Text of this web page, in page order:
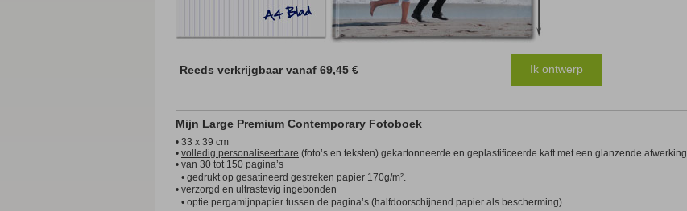
Reeds verkrijgbaar vanaf 69,45 € Ik ontwerp
Mijn Large Premium Contemporary Fotoboek
• 33 x 39 cm
• volledig personaliseerbare (foto’s en teksten) gekartonneerde en geplastificeerde kaft met een glanzende afwerking
• van 30 tot 150 pagina’s
• gedrukt op gesatineerd gestreken papier 170g/m².
• verzorgd en ultrastevig ingebonden
• optie pergamijnpapier tussen de pagina’s (halfdoorschijnend papier als bescherming)